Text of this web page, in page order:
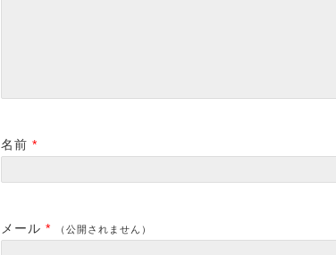
名前 *
メール * （公開されません）